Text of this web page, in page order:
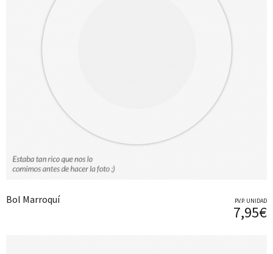
Bol Marroquí P.V.P. UNIDAD
7,95€